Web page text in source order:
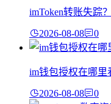
imToken转账失踪
2026-08-08 0
im钱包授权在哪里
2026-08-08 0